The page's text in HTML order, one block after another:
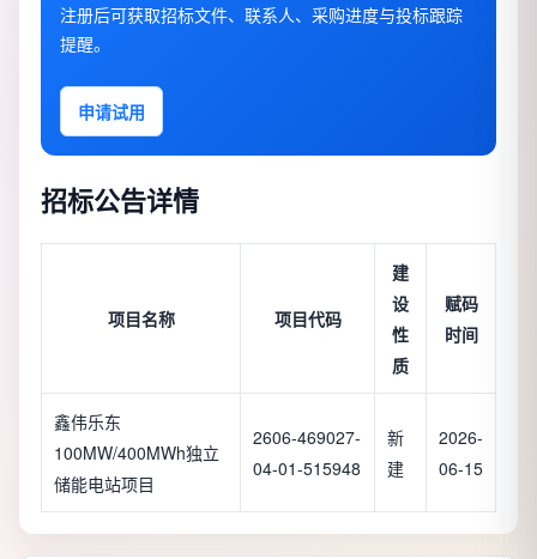
注册后可获取招标文件、联系人、采购进度与投标跟踪
提醒。
申请试用
招标公告详情
项目名称 项目代码
建
设
性
质
赋码
时间
鑫伟乐东
100MW/400MWh独立
储能电站项目
2606-469027-
04-01-515948
新
建
2026-
06-15